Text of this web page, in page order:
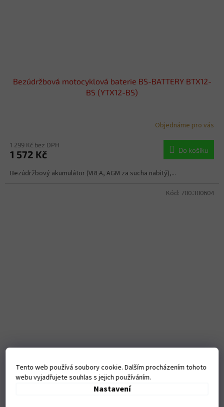
Tento web používá soubory cookie. Dalším procházením tohoto
webu vyjadřujete souhlas s jejich používáním.
Nastavení
Bezúdržbová motocyklová baterie BS-BATTERY BTX12-
BS (YTX12-BS)
Objednáme pro vás
1 299 Kč bez DPH
1 572 Kč Do košíku
Bezúdržbový akumulátor (VRLA, AGM za sucha nabitý),...
BS (YTX14-BS)
Kód: 700.300604